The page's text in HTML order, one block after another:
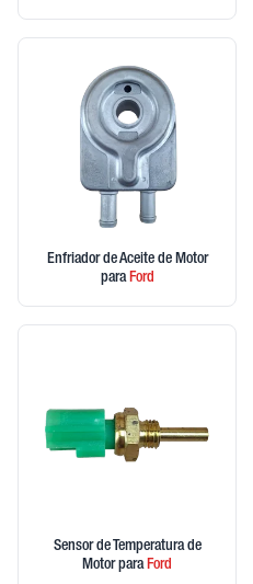
Enfriador de Aceite de Motor
paraFord
Sensor de Temperatura de
Motor paraFord